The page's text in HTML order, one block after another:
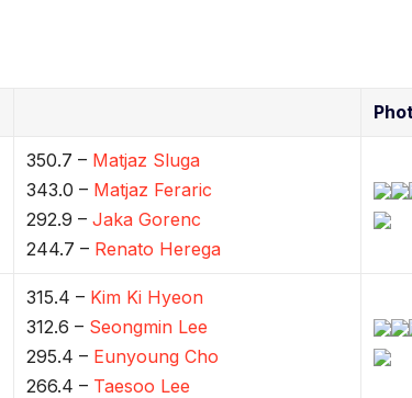
350.7 – Matjaz Sluga
343.0 – Matjaz Feraric
292.9 –Jaka Gorenc
244.7 – Renato Herega
315.4 – Kim Ki Hyeon
312.6 – Seongmin Lee
295.4 – Eunyoung Cho
266.4 – Taesoo Lee